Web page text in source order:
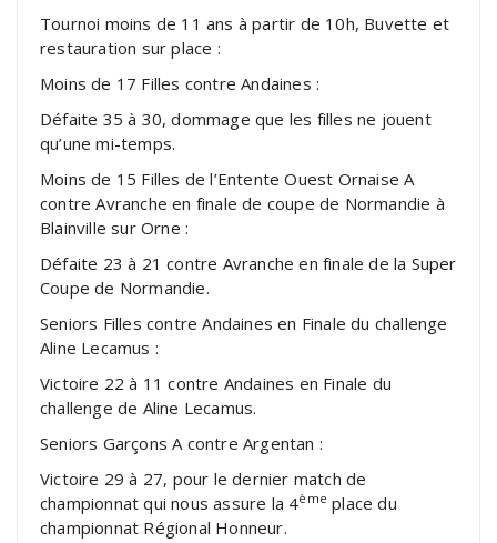
Tournoi moins de 11 ans à partir de 10h, Buvette et
restauration sur place :
Moins de 17 Filles contre Andaines :
Défaite 35 à 30, dommage que les filles ne jouent
qu’une mi-temps.
Moins de 15 Filles de l’Entente Ouest Ornaise A
contre Avranche en finale de coupe de Normandie à
Blainville sur Orne :
Défaite 23 à 21 contre Avranche en finale de la Super
Coupe de Normandie.
Seniors Filles contre Andaines en Finale du challenge
Aline Lecamus :
Victoire 22 à 11 contre Andaines en Finale du
challenge de Aline Lecamus.
Seniors Garçons A contre Argentan :
Victoire 29 à 27, pour le dernier match de
championnat qui nous assure la 4ème place du
championnat Régional Honneur.